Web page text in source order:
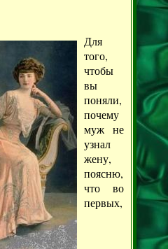
Для
того,
чтобы
вы
поняли,
почему
муж не
узнал
жену,
поясню,
что во
первых,